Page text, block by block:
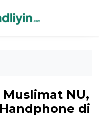
NU,
di